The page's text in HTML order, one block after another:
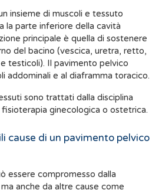
insieme di muscoli e tessuto
la parte inferiore della cavità
principale è quella di sostenere
del bacino (vescica, uretra, retto,
testicoli). Il pavimento pelvico
addominali e al diaframma toracico.
sono trattati dalla disciplina
ginecologica o ostetrica.
cause di un pavimento pelvico
essere compromesso dalla
anche da altre cause come